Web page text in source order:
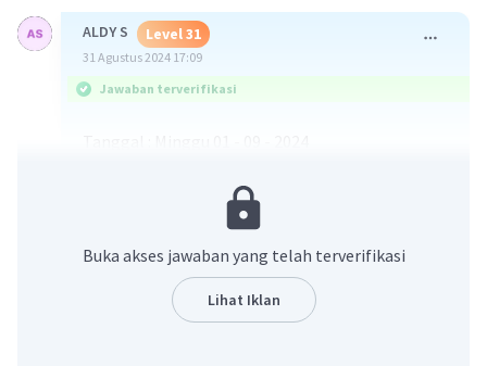
ALDY S Level 31
31 Agustus 2024 17:09
Jawaban terverifikasi
Buka akses jawaban yang telah terverifikasi
Lihat Iklan